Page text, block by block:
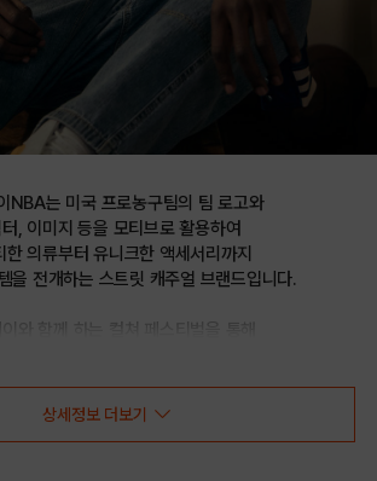
NBA는 미국 프로농구팀의 팀 로고와
, 이미지 등을 모티브로 활용하여
한 의류부터 유니크한 액세서리까지
을 전개하는 스트릿 캐주얼 브랜드입니다.
상세정보 더보기